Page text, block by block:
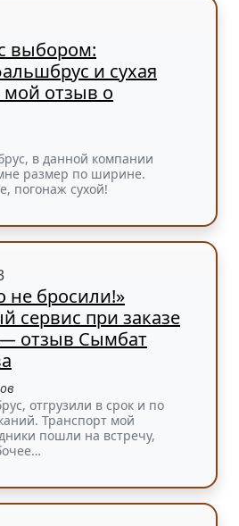
выбором:
и сухая
отзыв о
в данной компании
размер по ширине.
погонаж сухой!
не бросили!»
сервис при заказе
отзыв Сымбат
отгрузили в срок и по
Транспорт мой
пошли на встречу,